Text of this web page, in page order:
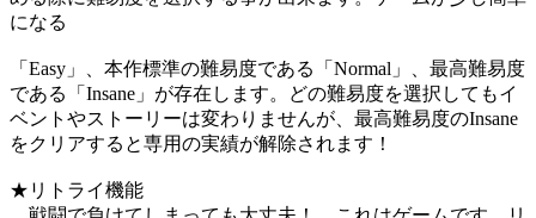
になる
「Easy」、本作標準の難易度である「Normal」、最高難易度
である「Insane」が存在します。どの難易度を選択してもイ
ベントやストーリーは変わりませんが、最高難易度のInsane
をクリアすると専用の実績が解除されます！
★リトライ機能